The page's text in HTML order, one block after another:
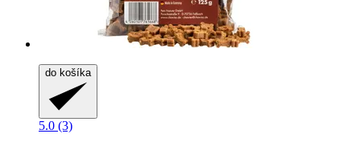
do košíka
5.0 (3)